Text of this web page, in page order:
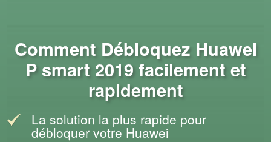
Comment Débloquez Huawei
P smart 2019 facilement et
rapidement
La solution la plus rapide pour
débloquer votre Huawei